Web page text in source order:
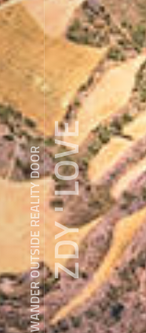
WANDER OUTSIDE REALITY DOORZDY ' LOVE